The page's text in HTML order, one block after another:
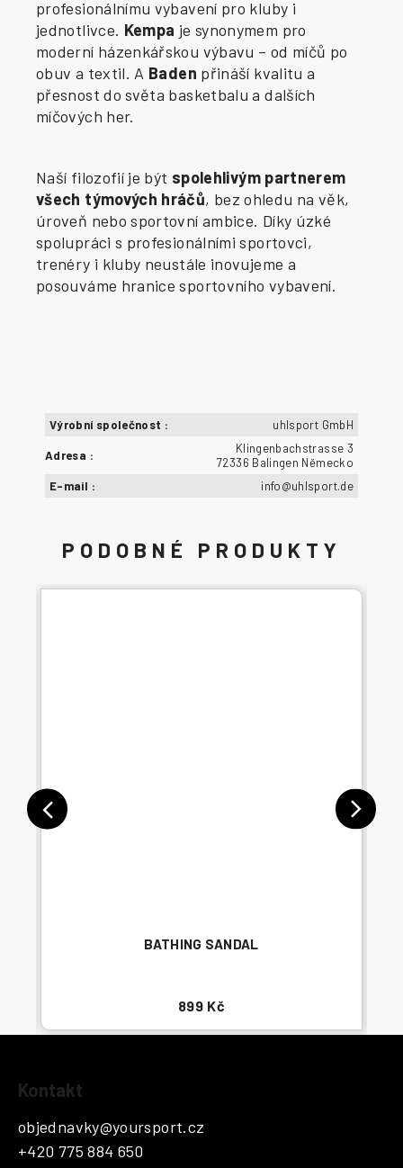
BATHING SANDAL
899 Kč
profesionálnímu vybavení pro kluby i
jednotlivce. Kempa je synonymem pro
moderní házenkářskou výbavu – od míčů po
obuv a textil. A Baden přináší kvalitu a
přesnost do světa basketbalu a dalších
míčových her.
Naší filozofií je být spolehlivým partnerem
všech týmových hráčů, bez ohledu na věk,
úroveň nebo sportovní ambice. Díky úzké
spolupráci s profesionálními sportovci,
trenéry i kluby neustále inovujeme a
posouváme hranice sportovního vybavení.
Výrobní společnost : uhlsport GmbH
Adresa :
Klingenbachstrasse 3
72336 Balingen Německo
E-mail : info@uhlsport.de
Kontakt
objednavky@yoursport.cz
+420 775 884 650